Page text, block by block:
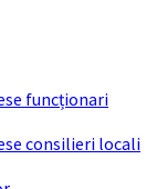
funcționari
consilieri locali